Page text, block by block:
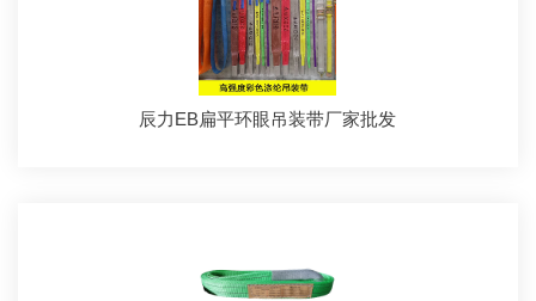
辰力EB扁平环眼吊装带厂家批发